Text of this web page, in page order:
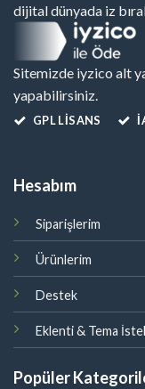
dijital dünyada iz
Sitemizde iyzico alt
yapabilirsiniz.
GPL LISANS
Hesabım
Siparişlerim
Ürünlerim
Destek
Eklenti & Tema
Popüler